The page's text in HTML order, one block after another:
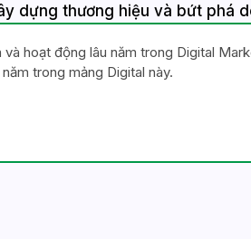
dựng thương hiệu và bứt phá
hoạt động lâu năm trong Digital
trong mảng Digital này.